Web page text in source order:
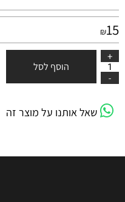
₪15
הוסף לסל
שאל אותנו על מוצר זה